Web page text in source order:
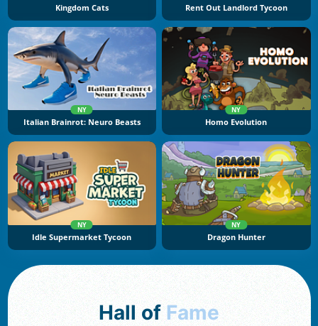
Kingdom Cats Rent Out Landlord Tycoon
NY
Italian Brainrot: Neuro Beasts
NY
Homo Evolution
NY
Idle Supermarket Tycoon
NY
Dragon Hunter
Hall of Fame